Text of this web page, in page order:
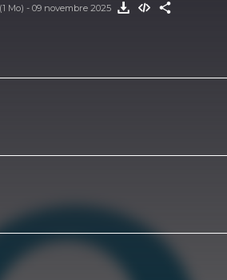
Mo) - 09 novembre 2025